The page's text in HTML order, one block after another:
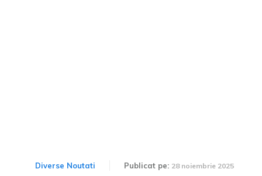
Diverse Noutati Publicat pe: 28 noiembrie 2025